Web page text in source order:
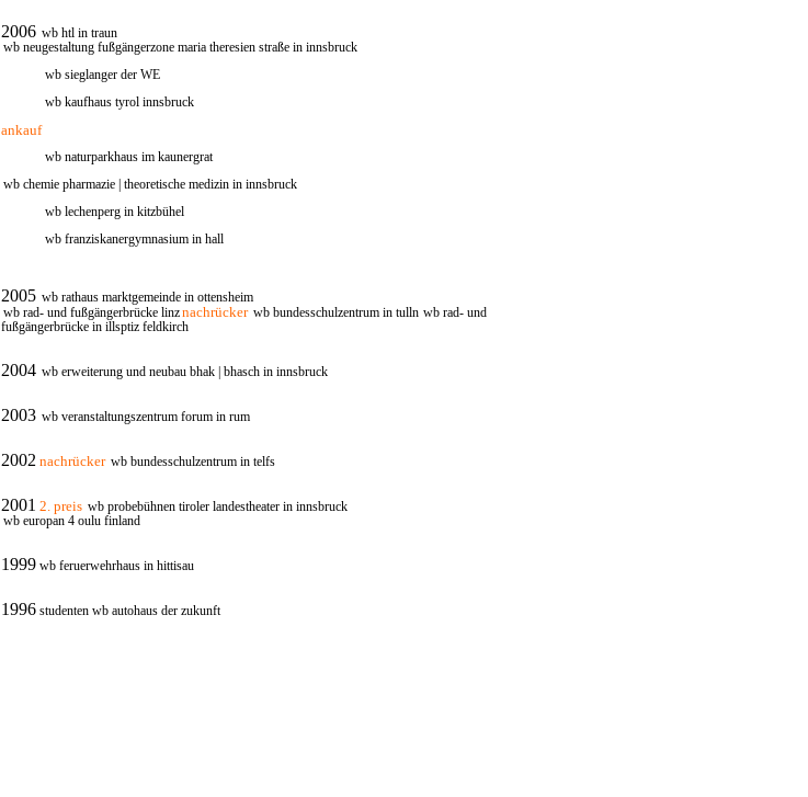
2006 wb htl in traun
wb neugestaltung fußgängerzone maria theresien straße in innsbruck
wb sieglanger der WE
wb kaufhaus tyrol innsbruck
ankauf
wb naturparkhaus im kaunergrat
wb chemie pharmazie | theoretische medizin in innsbruck
wb lechenperg in kitzbühel
wb franziskanergymnasium in hall
2005 wb rathaus marktgemeinde in ottensheim
wb rad- und fußgängerbrücke linznachrücker wb bundesschulzentrum in tulln wb rad- und
fußgängerbrücke in illsptiz feldkirch
2004 wb erweiterung und neubau bhak | bhasch in innsbruck
2003 wb veranstaltungszentrum forum in rum
2002 nachrücker wb bundesschulzentrum in telfs
2001 2. preis wb probebühnen tiroler landestheater in innsbruck
wb europan 4 oulu finland
1999 wb feruerwehrhaus in hittisau
1996 studenten wb autohaus der zukunft